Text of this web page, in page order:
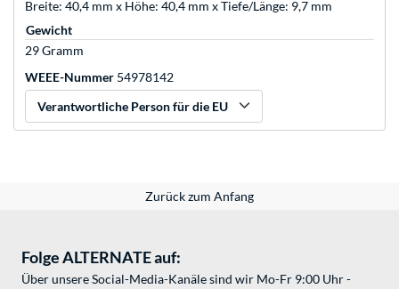
Breite: 40,4 mm x Höhe: 40,4 mm x Tiefe/Länge: 9,7 mm
Gewicht
29 Gramm
WEEE-Nummer 54978142
Verantwortliche Person für die EU
Zurück zum Anfang
Folge ALTERNATE auf:
Über unsere Social-Media-Kanäle sind wir Mo-Fr 9:00 Uhr -